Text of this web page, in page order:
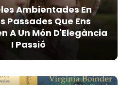
Ambientades En
Passades Que Ens
A Un Món D'Elegància
I Passió